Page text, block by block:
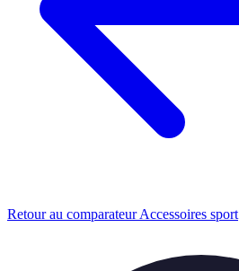
Retour au comparateur Accessoires sport